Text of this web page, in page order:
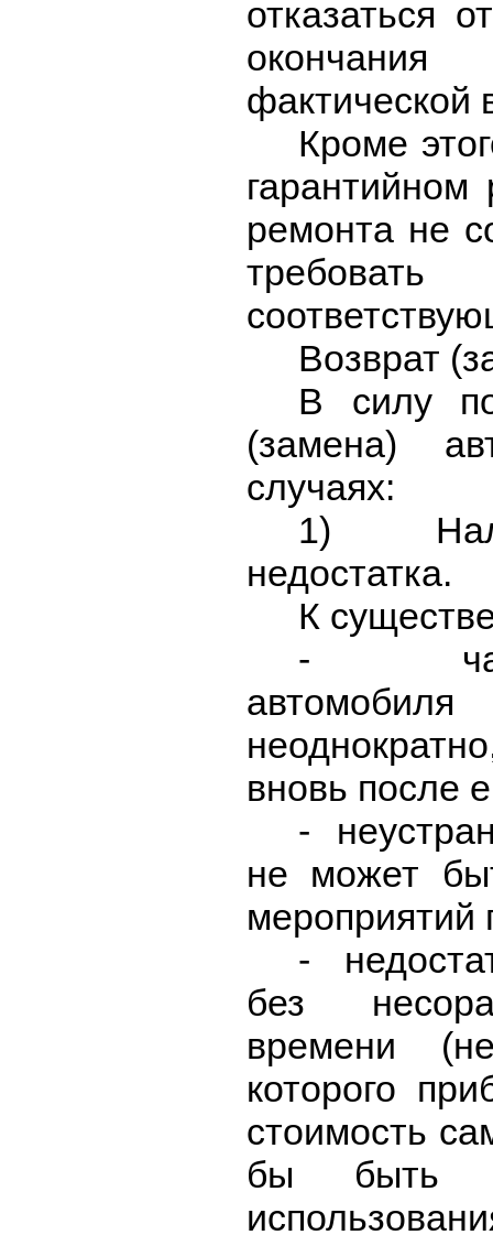
отказаться
фактической
Кроме
ремонта не
Возврат
В силу
(замена)
случаях:
1)
недостатка.
К
-
вновь после
-
не может
мероприятий
-
без
времени
которого
стоимость
бы быть